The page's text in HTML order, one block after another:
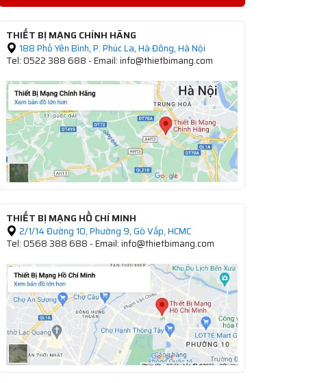
THIẾT BỊ MẠNG CHÍNH HÃNG
188 Phố Yên Bình, P. Phúc La, Hà Đông, Hà Nội
Tel: 0522 388 688 - Email: info@thietbimang.com
THIẾT BỊ MẠNG HỒ CHÍ MINH
2/1/14 Đường 10, Phường 9, Gò Vấp, HCMC
Tel: 0568 388 688 - Email: info@thietbimang.com